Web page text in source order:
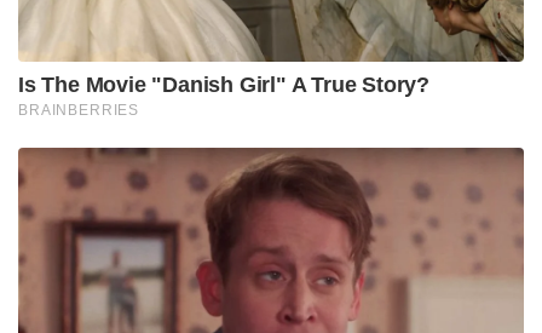
Is The Movie "Danish Girl" A True Story?
BRAINBERRIES